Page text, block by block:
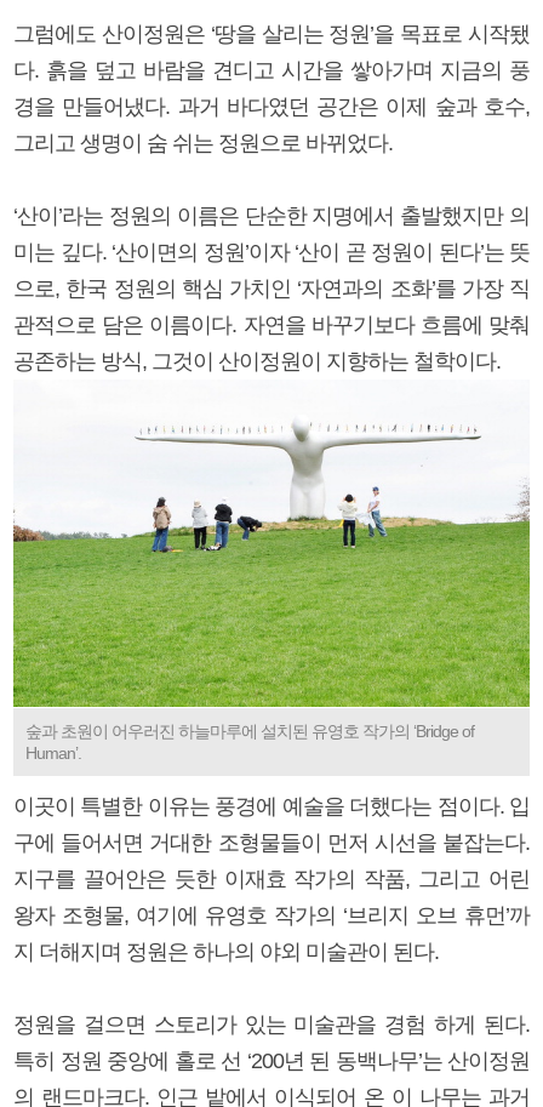
그럼에도 산이정원은 ‘땅을 살리는 정원’을 목표로 시작됐
다. 흙을 덮고 바람을 견디고 시간을 쌓아가며 지금의 풍
경을 만들어냈다. 과거 바다였던 공간은 이제 숲과 호수,
그리고 생명이 숨 쉬는 정원으로 바뀌었다.
‘산이’라는 정원의 이름은 단순한 지명에서 출발했지만 의
미는 깊다. ‘산이면의 정원’이자 ‘산이 곧 정원이 된다’는 뜻
으로, 한국 정원의 핵심 가치인 ‘자연과의 조화’를 가장 직
관적으로 담은 이름이다. 자연을 바꾸기보다 흐름에 맞춰
공존하는 방식, 그것이 산이정원이 지향하는 철학이다.
숲과 초원이 어우러진 하늘마루에 설치된 유영호 작가의 ‘Bridge of
Human’.
이곳이 특별한 이유는 풍경에 예술을 더했다는 점이다. 입
구에 들어서면 거대한 조형물들이 먼저 시선을 붙잡는다.
지구를 끌어안은 듯한 이재효 작가의 작품, 그리고 어린
왕자 조형물, 여기에 유영호 작가의 ‘브리지 오브 휴먼’까
지 더해지며 정원은 하나의 야외 미술관이 된다.
정원을 걸으면 스토리가 있는 미술관을 경험 하게 된다.
특히 정원 중앙에 홀로 선 ‘200년 된 동백나무’는 산이정원
의 랜드마크다. 인근 밭에서 이식되어 온 이 나무는 과거